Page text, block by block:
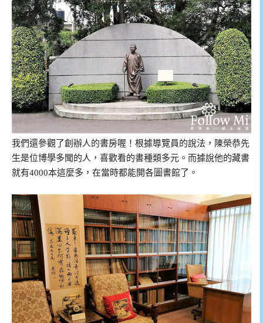
我們還參觀了創辦人的書房喔！根據導覽員的說法，陳榮恭先
生是位博學多聞的人，喜歡看的書種類多元。而據說他的藏書
就有4000本這麼多，在當時都能開各圖書館了。